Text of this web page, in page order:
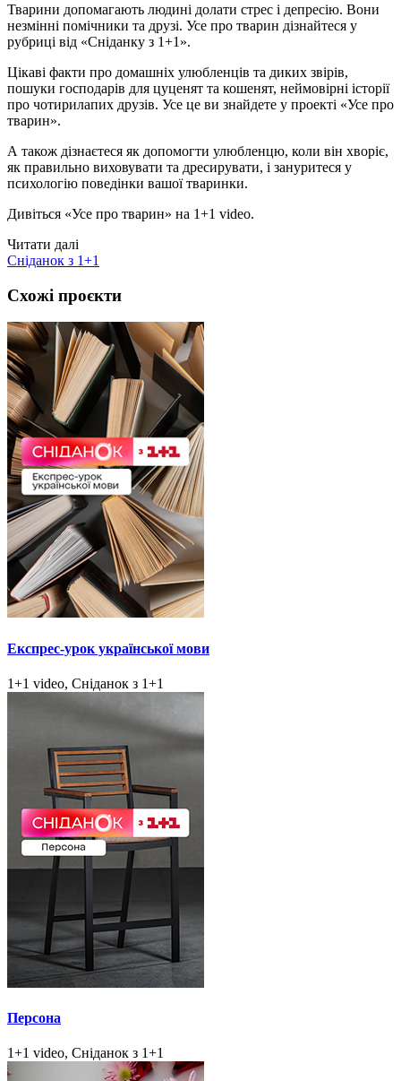
Тварини допомагають людині долати стрес і депресію. Вони
незмінні помічники та друзі. Усе про тварин дізнайтеся у
рубриці від «Сніданку з 1+1».
Цікаві факти про домашніх улюбленців та диких звірів,
пошуки господарів для цуценят та кошенят, неймовірні історії
про чотирилапих друзів. Усе це ви знайдете у проекті «Усе про
тварин».
А також дізнаєтеся як допомогти улюбленцю, коли він хворіє,
як правильно виховувати та дресирувати, і зануритеся у
психологію поведінки вашої тваринки.
Дивіться «Усе про тварин» на 1+1 video.
Читати далі
Сніданок з 1+1
Схожі проєкти
Експрес-урок української мови
1+1 video, Сніданок з 1+1
Персона
1+1 video, Сніданок з 1+1